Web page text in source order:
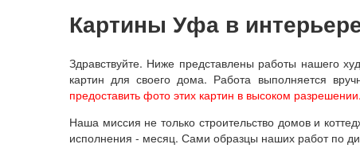
Картины Уфа в
Здравствуйте. Ниже представлены работы нашего
картин для своего дома. Работа выполняется
предоставить фото этих картин в высоком разрешении.
Наша миссия не только строительство домов и
исполнения - месяц. Сами образцы наших работ по